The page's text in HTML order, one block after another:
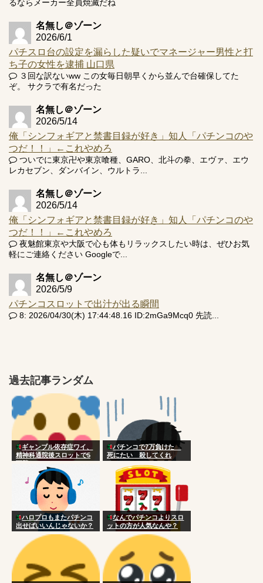
るならメーカー全員焼滅だね
名無し＠ゾーン
2026/6/1
パチスロ台の設定を漏らした疑いでマネージャー男性と打
ち子の女性を逮捕 山口県
３回な訳ないww この女毎日朝早くから並んで台確保してた
ぞ。 サクラで有名だった
名無し＠ゾーン
2026/5/14
俺「シンフォギアと禁書目録が好き」知人「パチンコのや
つだ！！」←これやめろ
ついでに東京卍や東京喰種、GARO、北斗の拳、エヴァ、エウ
レカセブン、ダンバイン、ウルトラ...
名無し＠ゾーン
2026/5/14
俺「シンフォギアと禁書目録が好き」知人「パチンコのや
つだ！！」←これやめろ
夜魅館東京や大阪で心も体もリラックスしたい時は、ぜひお気
軽にご連絡ください Googleで...
名無し＠ゾーン
2026/5/9
パチンコスロットで出汁が出る瞬間
8: 2026/04/30(木) 17:44:48.16 ID:2mGa9Mcq0 先読...
過去記事ランダム
ギャンブル依存症ワイ、
精神科通院後スロットで5
万勝ち
パチンコで7万負けた
死にたい 殺してくれ
ハロプロもまたパチンコ
出せばいいんじゃないか？
なんでパチンコよりスロ
ットの方が人気なんや？